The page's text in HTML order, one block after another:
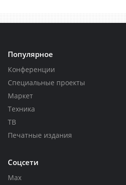
Популярное
Конференции
Специальные проекты
Маркет
Техника
ТВ
Печатные издания
Соцсети
Max